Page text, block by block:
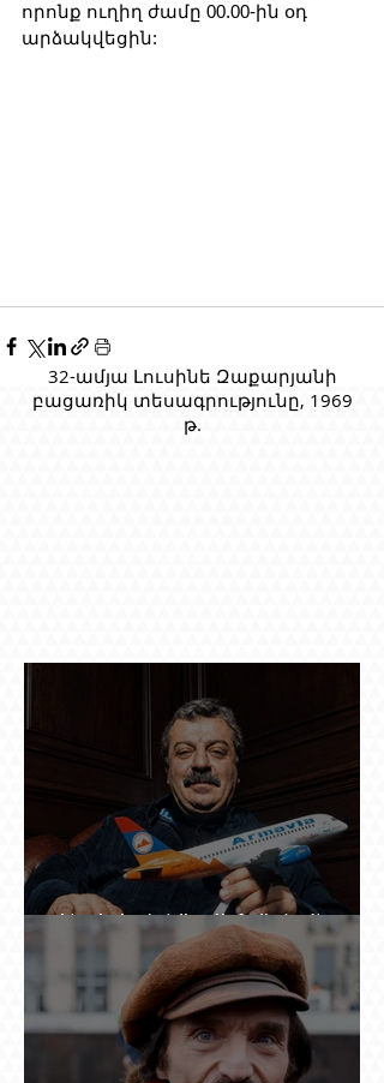
որոնք ուղիղ ժամը 00.00-ին օդ
արձակվեցին:
32-ամյա Լուսինե Զաքարյանի
բացառիկ տեսագրությունը, 1969
թ.
Ինչպես կործանվեց «Արմավիան». Yerevan
Online Mag.-ի մեծ ռեպորտաժը